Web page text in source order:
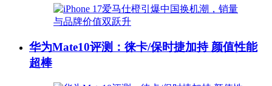
华为Mate10评测：徕卡/保时捷加持 颜值性能
超棒